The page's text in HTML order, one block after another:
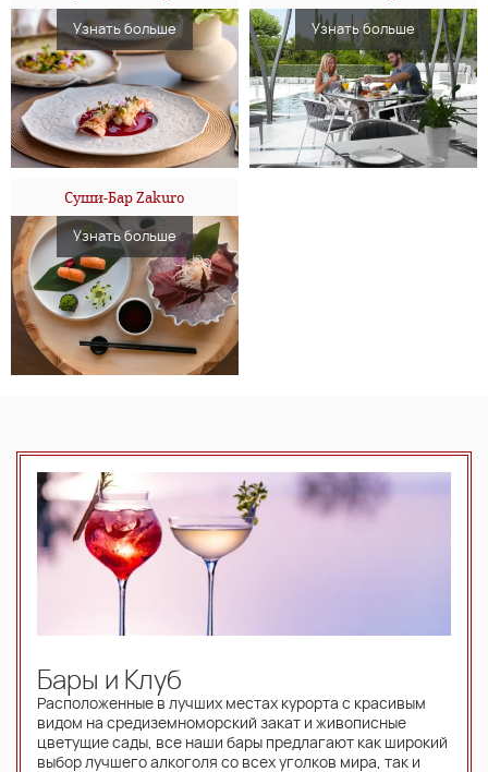
Узнать больше Узнать больше
Суши-Бар Zakuro
Узнать больше
Бары и Клуб
Расположенные в лучших местах курорта с красивым
видом на средиземноморский закат и живописные
цветущие сады, все наши бары предлагают как широкий
выбор лучшего алкоголя со всех уголков мира, так и